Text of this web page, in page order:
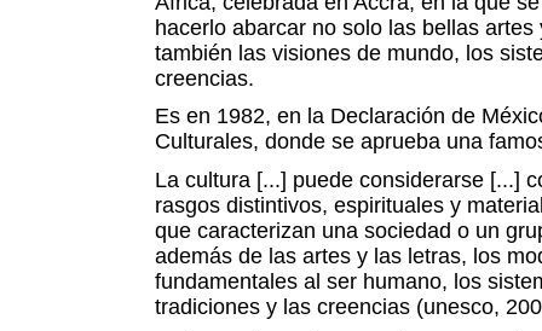
hacerlo abarcar no solo las bellas
también las visiones de mundo, los
creencias.
Es en 1982, en la Declaración de
Culturales, donde se aprueba una
La cultura [...] puede considerarse [...]
rasgos distintivos, espirituales y
que caracterizan una sociedad o un
además de las artes y las letras, los
fundamentales al ser humano, los
tradiciones y las creencias (unesco,